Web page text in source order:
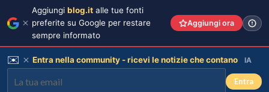
Aggiungi blog.it alle tue fonti
preferite su Google per restare
sempre informato
Aggiungi ora
✉️ Entra nella community - ricevi le notizie che contano IA
Entra